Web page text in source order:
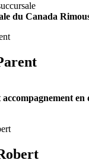
du Canada
en